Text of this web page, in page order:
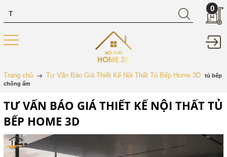
0
Trang chủ Tư Vấn Báo Giá Thiết Kế Nội Thất Tủ Bếp Home 3D
tủ bếp
chống ẩm
TƯ VẤN BÁO GIÁ THIẾT KẾ NỘI THẤT TỦ
BẾP HOME 3D